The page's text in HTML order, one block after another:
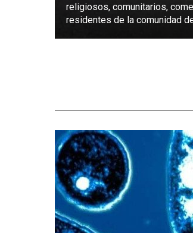
religiosos, comunitarios,
residentes de la comunidad